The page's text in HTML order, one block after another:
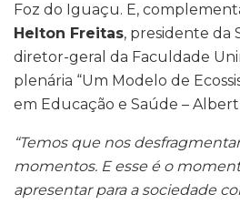
Foz do Iguaçu. E,
Helton Freitas, presidente da
diretor-geral da Faculdade
plenária “Um Modelo de
em Educação e Saúde – Albert
“Temos que nos
momentos. E esse é o
apresentar para a sociedade